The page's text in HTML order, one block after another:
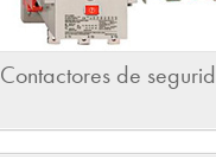
Contactores de